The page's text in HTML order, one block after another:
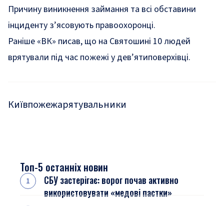
Причину виникнення займання та всі обставини
інциденту з’ясовують правоохоронці.
Раніше «ВК» писав, що на Святошині 10 людей
врятували під час пожежі у дев’ятиповерхівці.
Київпожежарятувальники
Топ-5 останніх новин
СБУ застерігає: ворог почав активно
використовувати «медові пастки»